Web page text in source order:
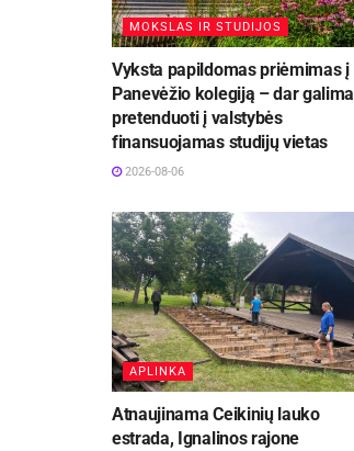
MOKSLAS IR STUDIJOS
Vyksta papildomas priėmimas į
Panevėžio kolegiją – dar galima
pretenduoti į valstybės
finansuojamas studijų vietas
2026-08-06
APLINKA
Atnaujinama Ceikinių lauko
estrada, Ignalinos rajone